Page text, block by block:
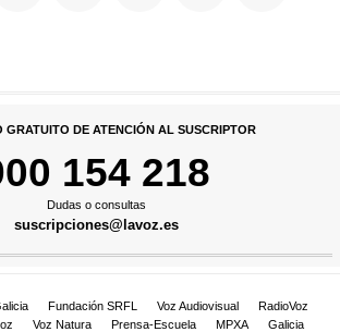
GRATUITO DE ATENCIÓN AL SUSCRIPTOR
154 218
Dudas o consultas
suscripciones@lavoz.es
Fundación SRFL Voz Audiovisual
RadioVoz
Voz Natura Prensa-Escuela MPXA
Galicia